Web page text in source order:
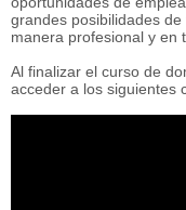
grandes posibilidades
manera profesional y en
Al finalizar el curso de
acceder a los siguientes